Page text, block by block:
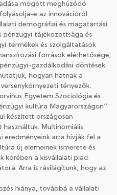
mögött meghúzódó
e az innovációról
demográfiai és magatartási
pénzügyi tájékozottsága és
termékek és szolgáltatások
források elérhetősége,
gazdálkodási döntések
hogyan hatnak a
tényezők.
Egyetem Szociológia és
kultúra Magyarországon”
készített országosan
Multinomiális
eredményeink arra hívják fel a
új elemeinek ismerete és
körében a kisvállalati piaci
Arra is rávilágítunk, hogy az
hiánya, továbbá a vállalati